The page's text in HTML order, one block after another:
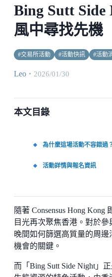
Bing Sutt
風中尋找先機
#交易所活動 #活動快訊 #活動
Leo ・ 2026/01/30
本文目錄
為什麼這場活動不容錯過
活動詳情與報名資訊
隨著 Consensus Hong
目光再次聚焦香港。對於
晚間如何篩選高質量的周
機會的關鍵。
而「Bing Sutt Side Night」